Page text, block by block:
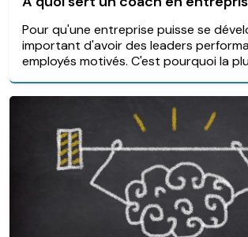
Pour qu'une entreprise puisse se
important d'avoir des leaders
employés motivés. C'est pourquoi la